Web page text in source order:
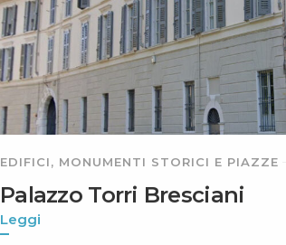
EDIFICI, MONUMENTI STORICI E PIAZZE
Palazzo Torri Bresciani
Leggi